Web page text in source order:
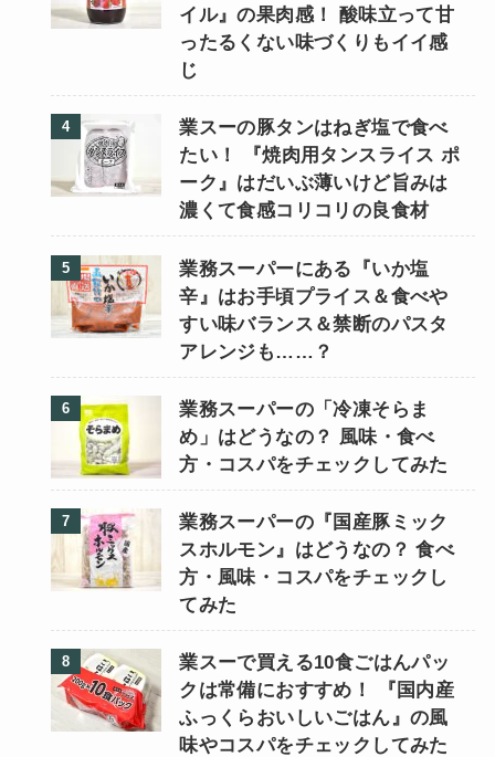
イル』の果肉感！ 酸味立って甘
ったるくない味づくりもイイ感
じ
業スーの豚タンはねぎ塩で食べ
たい！ 『焼肉用タンスライス ポ
ーク』はだいぶ薄いけど旨みは
濃くて食感コリコリの良食材
業務スーパーにある『いか塩
辛』はお手頃プライス＆食べや
すい味バランス＆禁断のパスタ
アレンジも……？
業務スーパーの「冷凍そらま
め」はどうなの？ 風味・食べ
方・コスパをチェックしてみた
業務スーパーの『国産豚ミック
スホルモン』はどうなの？ 食べ
方・風味・コスパをチェックし
てみた
業スーで買える10食ごはんパッ
クは常備におすすめ！ 『国内産
ふっくらおいしいごはん』の風
味やコスパをチェックしてみた